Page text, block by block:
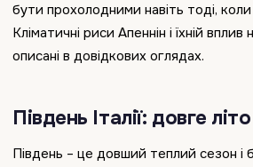
бути прохолодними навіть тоді,
Кліматичні риси Апеннін і їхній вплив
описані в довідкових оглядах.
Південь Італії: довге
Південь – це довший теплий сезон і